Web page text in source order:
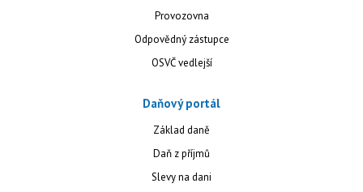
Provozovna
Odpovědný zástupce
OSVČ vedlejší
Daňový portál
Základ daně
Daň z příjmů
Slevy na dani